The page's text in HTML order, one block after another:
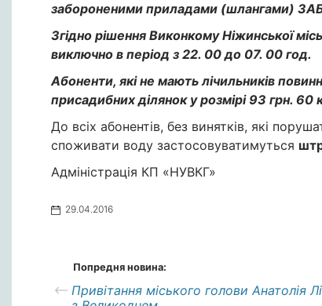
забороненими приладами (шлангами)
Згідно рішення Виконкому Ніжинської
виключно в період з 22. 00 до 07. 00 год.
Абоненти, які не мають лічильників
присадибних ділянок у розмірі 93 грн. 60
До всіх абонентів, без винятків, які
споживати воду застосовуватимуться
Адміністрація КП «НУВКГ»
29.04.2016
Попредня новина:
Привітання міського голови Анатолія